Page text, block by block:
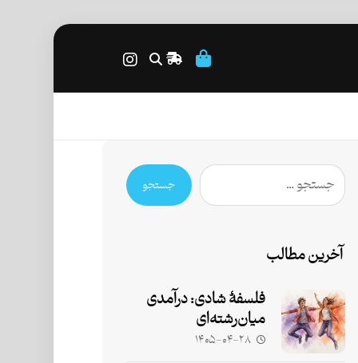
جستجو
آخرین مطالب
فلسفۀ شادی: درآمدی
میان‌رشته‌ای
۱۴۰۵-۰۴-۲۸